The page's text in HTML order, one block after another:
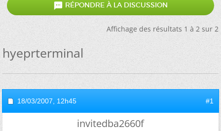
 RÉPONDRE À LA DISCUSSION
Affichage des résultats 1 à 2 sur 2
hyeprterminal
18/03/2007, 12h45 #1
invitedba2660f